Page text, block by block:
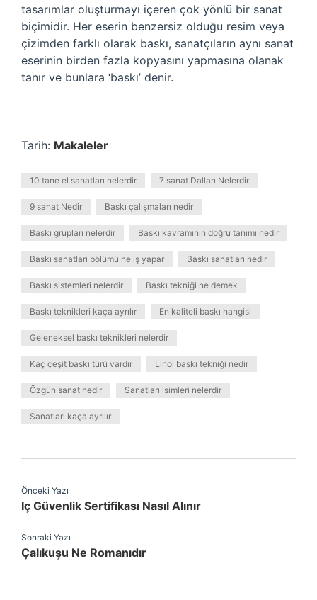
tasarımlar oluşturmayı içeren çok yönlü bir sanat
biçimidir. Her eserin benzersiz olduğu resim veya
çizimden farklı olarak baskı, sanatçıların aynı sanat
eserinin birden fazla kopyasını yapmasına olanak
tanır ve bunlara ‘baskı’ denir.
Tarih: Makaleler
10 tane el sanatları nelerdir 7 sanat Dalları Nelerdir
9 sanat Nedir Baskı çalışmaları nedir
Baskı grupları nelerdir Baskı kavramının doğru tanımı nedir
Baskı sanatları bölümü ne iş yapar Baskı sanatları nedir
Baskı sistemleri nelerdir Baskı tekniği ne demek
Baskı teknikleri kaça ayrılır En kaliteli baskı hangisi
Geleneksel baskı teknikleri nelerdir
Kaç çeşit baskı türü vardır Linol baskı tekniği nedir
Özgün sanat nedir Sanatları isimleri nelerdir
Sanatları kaça ayrılır
Önceki Yazı
Iç Güvenlik Sertifikası Nasıl Alınır
Sonraki Yazı
Çalıkuşu Ne Romanıdır